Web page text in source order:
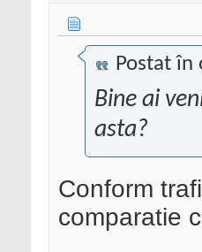
Postat în
Bine ai
asta?
Conform
comparatie